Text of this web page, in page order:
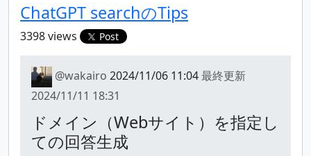
ChatGPT searchのTips
3398 views Post
@wakairo 2024/11/06 11:04最終更新
2024/11/11 18:31
ドメイン（Webサイト）を指定し
ての回答生成